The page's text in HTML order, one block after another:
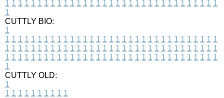
1 1 1 1 1 1 1 1 1 1 1 1 1 1 1 1 1 1 1 1 1 1 1 1 1 1 1 1 1 1 1 1 1
1
CUTTLY BIO:
1
1 1 1 1 1 1 1 1 1 1 1 1 1 1 1 1 1 1 1 1 1 1 1 1 1 1 1 1 1 1 1 1 1
1 1 1 1 1 1 1 1 1 1 1 1 1 1 1 1 1 1 1 1 1 1 1 1 1 1 1 1 1 1 1 1 1
1 1 1 1 1 1 1 1 1 1 1 1 1 1 1 1 1 1 1 1 1 1 1 1 1 1 1 1 1 1 1 1 1
1
CUTTLY OLD:
1
1 1 1 1 1 1 1 1 1 1